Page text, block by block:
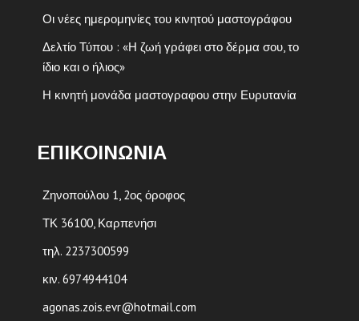
Οι νέες ημερομηνίες του κινητού μαστογράφου
Δελτίο Τύπου : «Η ζωή γράφει στο δέρμα σου, το
ίδιο και ο ήλιος»
Η κινητή μονάδα μαστογραφου στην Ευρυτανία
ΕΠΙΚΟΙΝΩΝΙΑ
Ζηνοπούλου 1, 2ος όροφος
ΤΚ 36100, Καρπενήσι
τηλ. 2237300599
κιν. 6974944104
agonas.zois.evr@hotmail.com